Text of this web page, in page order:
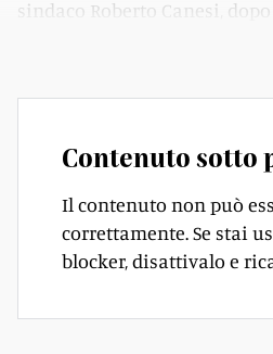
sindaco Roberto Canesi,
Contenuto sotto
Il contenuto non può
correttamente. Se stai
blocker, disattivalo e